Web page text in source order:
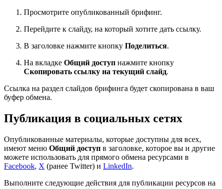
Просмотрите опубликованный брифинг.
Перейдите к слайду, на который хотите дать ссылку.
В заголовке нажмите кнопку Поделиться.
На вкладке Общий доступ нажмите кнопку
Скопировать ссылку на текущий слайд.
Ссылка на раздел слайдов брифинга будет скопирована в ваш
буфер обмена.
Публикация в социальных сетях
Опубликованные материалы, которые доступны для всех,
имеют меню Общий доступ в заголовке, которое вы и другие
можете использовать для прямого обмена ресурсами в
Facebook, X (ранее Twitter) и LinkedIn.
Выполните следующие действия для публикации ресурсов на